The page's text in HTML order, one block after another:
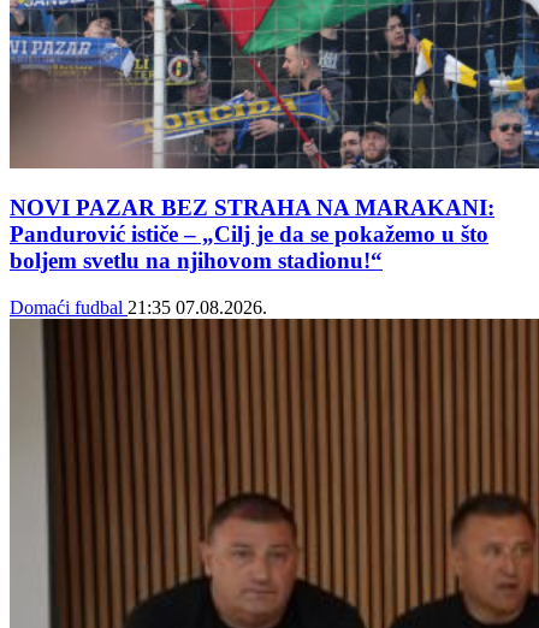
NOVI PAZAR BEZ STRAHA NA MARAKANI:
Pandurović ističe – „Cilj je da se pokažemo u što
boljem svetlu na njihovom stadionu!“
Domaći fudbal 21:35 07.08.2026.